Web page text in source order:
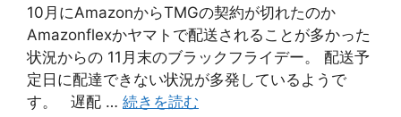
10月にAmazonからTMGの契約が切れたのか
Amazonflexかヤマトで配送されることが多かった
状況からの 11月末のブラックフライデー。 配送予
定日に配達できない状況が多発しているようで
す。 遅配 … 続きを読む